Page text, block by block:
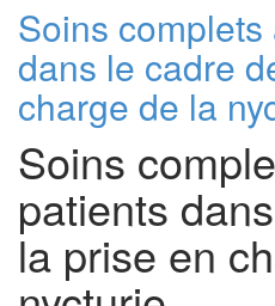
Soins
dans le cadre
charge de la
Soins
patients
la prise en